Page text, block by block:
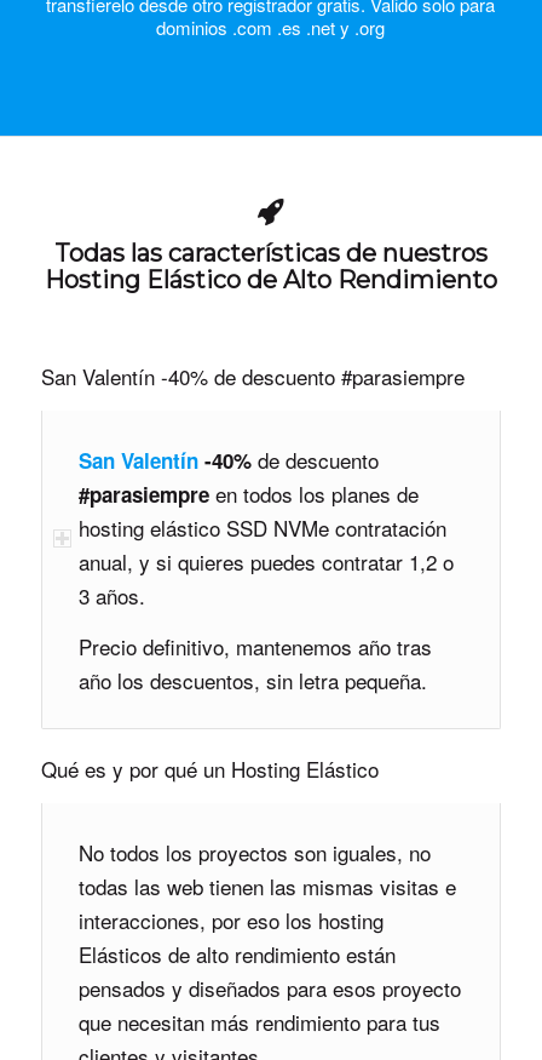
dominios .com .es .net y .org
Todas las características de nuestros
Hosting Elástico de Alto Rendimiento
San Valentín -40% de descuento #parasiempre
San Valentín -40%de descuento
#parasiempreen todos los planes de
hosting elástico SSD NVMe contratación
anual, y si quieres puedes contratar 1,2 o
3 años.
Precio definitivo, mantenemos año tras
año los descuentos, sin letra pequeña.
Qué es y por qué un Hosting Elástico
No todos los proyectos son iguales, no
todas las web tienen las mismas visitas e
interacciones, por eso los hosting
Elásticos de alto rendimiento están
pensados y diseñados para esos proyecto
que necesitan más rendimiento para tus